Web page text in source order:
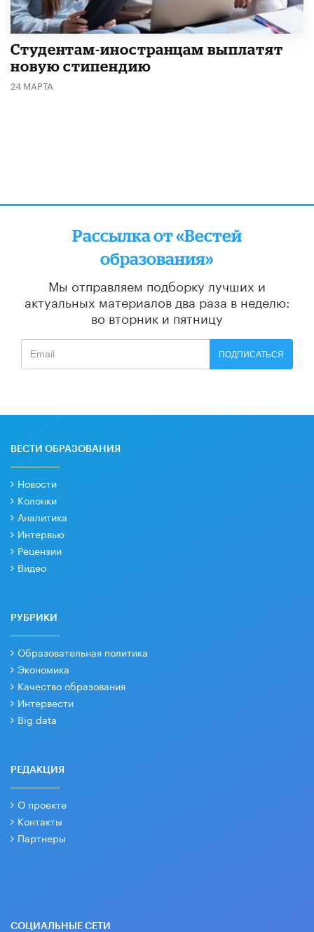
Студентам-иностранцам выплатят
новую стипендию
24 МАРТА
Рассылка от «Вестей
образования»
Мы отправляем подборку лучших и
актуальных материалов два раза в неделю:
во вторник и пятницу
ПОДПИСАТЬСЯ
ВЕСТИ ОБРАЗОВАНИЯ
Новости
Колонки
Аналитика
Интервью
Рецензии
Видео
РУБРИКИ
Образовательная политика
Экономика
Качество образования
Интервести
Big data
РЕДАКЦИЯ
О проекте
Контакты
Партнеры
СОЦИАЛЬНЫЕ СЕТИ